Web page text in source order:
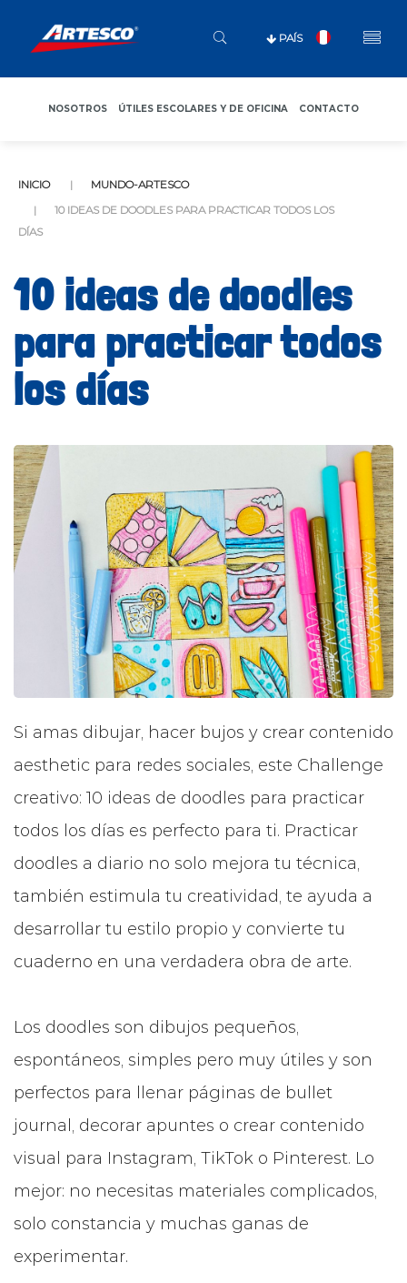
PAÍS
NOSOTROS ÚTILES ESCOLARES Y DE OFICINA CONTACTO
INICIO
MUNDO-ARTESCO
10 IDEAS DE DOODLES PARA PRACTICAR TODOS LOS
DÍAS
10 ideas de doodles
para practicar todos
los días
Si amas dibujar, hacer bujos y crear contenido
aesthetic para redes sociales, este Challenge
creativo: 10 ideas de doodles para practicar
todos los días es perfecto para ti. Practicar
doodles a diario no solo mejora tu técnica,
también estimula tu creatividad, te ayuda a
desarrollar tu estilo propio y convierte tu
cuaderno en una verdadera obra de arte.
Los doodles son dibujos pequeños,
espontáneos, simples pero muy útiles y son
perfectos para llenar páginas de bullet
journal, decorar apuntes o crear contenido
visual para Instagram, TikTok o Pinterest. Lo
mejor: no necesitas materiales complicados,
solo constancia y muchas ganas de
experimentar.